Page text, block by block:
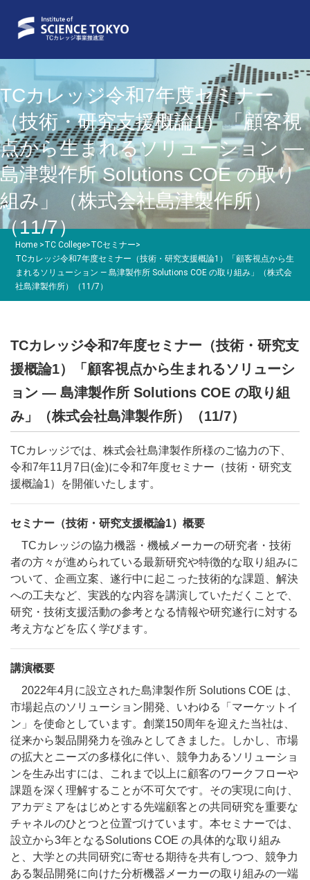
Home >TC College>TCセミナー>
TCカレッジ令和7年度セミナー（技術・研究支援概論1）「顧客視点から⽣
まれるソリューション ― 島津製作所 Solutions COE の取り組み」（株式会
社島津製作所）（11/7）
TCカレッジ令和7年度セミナー
（技術・研究支援概論1）「顧客視
点から⽣まれるソリューション ―
島津製作所 Solutions COE の取り
組み」（株式会社島津製作所）
（11/7）
TCカレッジ令和7年度セミナー（技術・研究支
援概論1）「顧客視点から⽣まれるソリューシ
ョン ― 島津製作所 Solutions COE の取り組
み」（株式会社島津製作所）（11/7）
TCカレッジでは、株式会社島津製作所様のご協力の下、
令和7年11月7日(金)に令和7年度セミナー（技術・研究支
援概論1）を開催いたします。
セミナー（技術・研究支援概論1）概要
TCカレッジの協力機器・機械メーカーの研究者・技術
者の方々が進められている最新研究や特徴的な取り組みに
ついて、企画立案、遂行中に起こった技術的な課題、解決
への工夫など、実践的な内容を講演していただくことで、
研究・技術支援活動の参考となる情報や研究遂行に対する
考え方などを広く学びます。
講演概要
2022年4⽉に設⽴された島津製作所 Solutions COE は、
市場起点のソリューション開発、いわゆる「マーケットイ
ン」を使命としています。創業150周年を迎えた当社は、
従来から製品開発⼒を強みとしてきました。しかし、市場
の拡⼤とニーズの多様化に伴い、競争⼒あるソリューショ
ンを⽣み出すには、これまで以上に顧客のワークフローや
課題を深く理解することが不可⽋です。その実現に向け、
アカデミアをはじめとする先端顧客との共同研究を重要な
チャネルのひとつと位置づけています。本セミナーでは、
設⽴から3年となるSolutions COE の具体的な取り組み
と、⼤学との共同研究に寄せる期待を共有しつつ、競争⼒
ある製品開発に向けた分析機器メーカーの取り組みの⼀端